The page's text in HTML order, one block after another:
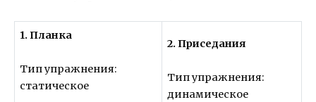
1. Планка
Тип упражнения:
статическое
2. Приседания
Тип упражнения:
динамическое